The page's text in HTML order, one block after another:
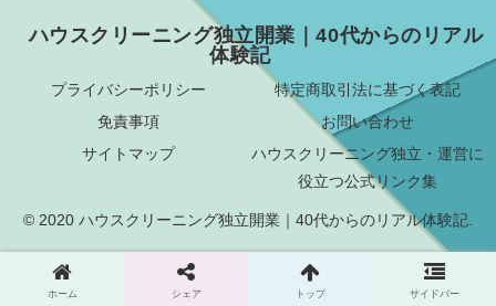
ハウスクリーニング独立開業｜40代からのリアル
体験記
プライバシーポリシー
特定商取引法に基づく表記
免責事項
お問い合わせ
サイトマップ
ハウスクリーニング独立・運営に
役立つ公式リンク集
© 2020 ハウスクリーニング独立開業｜40代からのリアル体験記.
ホーム シェア トップ サイドバー